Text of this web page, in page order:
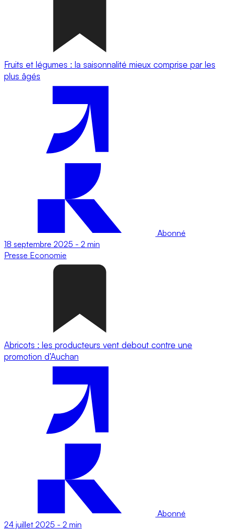
Fruits et légumes : la saisonnalité mieux comprise par les
plus âgés
Abonné
18 septembre 2025 - 2 min
Presse Economie
Abricots : les producteurs vent debout contre une
promotion d’Auchan
Abonné
24 juillet 2025 - 2 min